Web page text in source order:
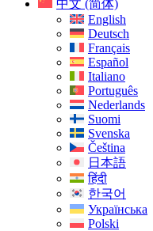
中文 (简体)
English
Deutsch
Français
Español
Italiano
Português
Nederlands
Suomi
Svenska
Čeština
日本語
हिंदी
한국어
Українська
Polski